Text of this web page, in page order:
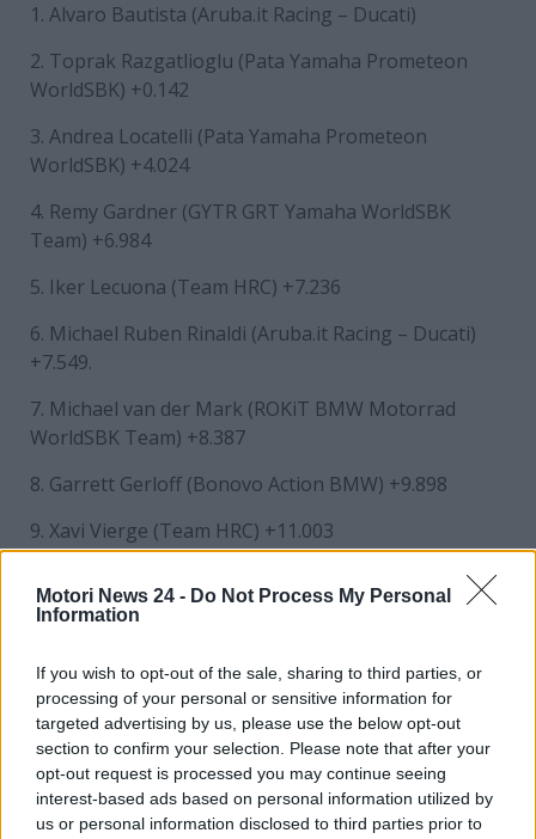
Motori News 24 - Do Not Process My Personal
Information
If you wish to opt-out of the sale, sharing to third parties, or
processing of your personal or sensitive information for
targeted advertising by us, please use the below opt-out
section to confirm your selection. Please note that after your
opt-out request is processed you may continue seeing
interest-based ads based on personal information utilized by
us or personal information disclosed to third parties prior to
1. Alvaro Bautista (Aruba.it Racing – Ducati)
2. Toprak Razgatlioglu (Pata Yamaha Prometeon
WorldSBK) +0.142
3. Andrea Locatelli (Pata Yamaha Prometeon
WorldSBK) +4.024
4. Remy Gardner (GYTR GRT Yamaha WorldSBK
Team) +6.984
5. Iker Lecuona (Team HRC) +7.236
6. Michael Ruben Rinaldi (Aruba.it Racing – Ducati)
+7.549.
7. Michael van der Mark (ROKiT BMW Motorrad
WorldSBK Team) +8.387
8. Garrett Gerloff (Bonovo Action BMW) +9.898
9. Xavi Vierge (Team HRC) +11.003
1’39.826, nuovo giro record
sua 56^ vittoria nel Campionato del Mondo MOTUL
FIM Superbike e supera così Carl Fogarty. Lo
spagnolo fa sua anche Gara 2 del Round Pirelli del
Portogallo battendo Toprak Razgatlioglu (Pata
Yamaha Prometeon WorldSBK): all’Autodromo
Internacional do Algarve tutto si decide in volata